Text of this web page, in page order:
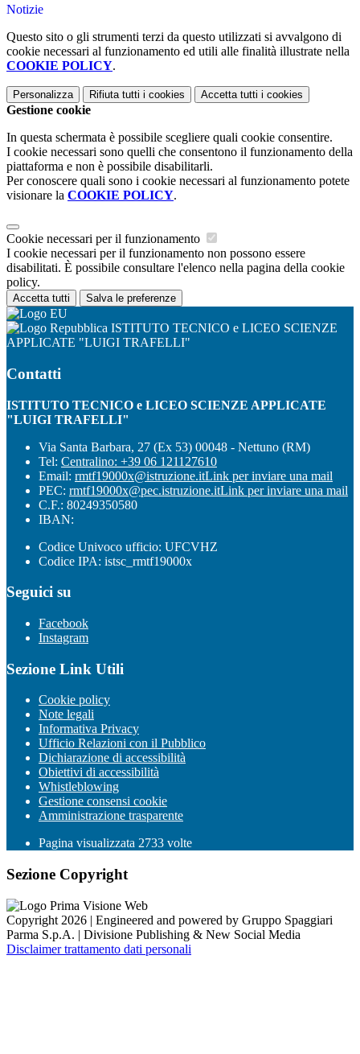
Notizie
Questo sito o gli strumenti terzi da questo utilizzati si avvalgono di
cookie necessari al funzionamento ed utili alle finalità illustrate nella
COOKIE POLICY.
Personalizza Rifiuta tutti i cookies Accetta tutti i cookies
Gestione cookie
In questa schermata è possibile scegliere quali cookie consentire.
I cookie necessari sono quelli che consentono il funzionamento della
piattaforma e non è possibile disabilitarli.
Per conoscere quali sono i cookie necessari al funzionamento potete
visionare la COOKIE POLICY.
Cookie necessari per il funzionamento
I cookie necessari per il funzionamento non possono essere
disabilitati. È possibile consultare l'elenco nella pagina della cookie
policy.
Accetta tutti Salva le preferenze
ISTITUTO TECNICO e LICEO SCIENZE
APPLICATE "LUIGI TRAFELLI"
Contatti
ISTITUTO TECNICO e LICEO SCIENZE APPLICATE
"LUIGI TRAFELLI"
Via Santa Barbara, 27 (Ex 53) 00048 - Nettuno (RM)
Tel: Centralino: +39 06 121127610
Email: rmtf19000x@istruzione.itLink per inviare una mail
PEC: rmtf19000x@pec.istruzione.itLink per inviare una mail
C.F.: 80249350580
IBAN:
Codice Univoco ufficio: UFCVHZ
Codice IPA: istsc_rmtf19000x
Seguici su
Facebook
Instagram
Sezione Link Utili
Cookie policy
Note legali
Informativa Privacy
Ufficio Relazioni con il Pubblico
Dichiarazione di accessibilità
Obiettivi di accessibilità
Whistleblowing
Gestione consensi cookie
Amministrazione trasparente
Pagina visualizzata 2733 volte
Sezione Copyright
Copyright 2026 | Engineered and powered by Gruppo Spaggiari
Parma S.p.A. | Divisione Publishing & New Social Media
Disclaimer trattamento dati personali